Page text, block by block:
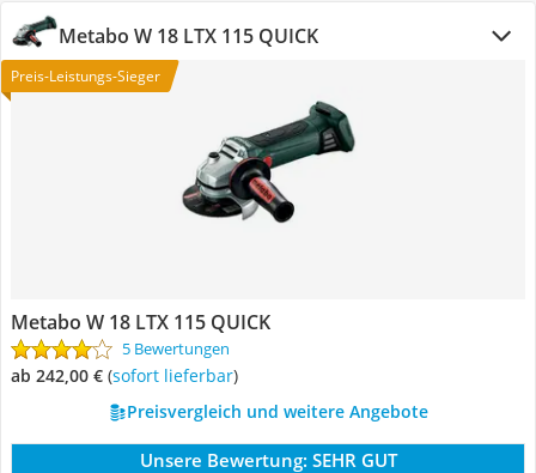
Metabo W 18 LTX 115 QUICK
Preis-Leistungs-Sieger
Metabo W 18 LTX 115 QUICK
5 Bewertungen
ab 242,00 € ( Sofort lieferbar)
Preisvergleich und weitere Angebote
Unsere Bewertung: SEHR GUT